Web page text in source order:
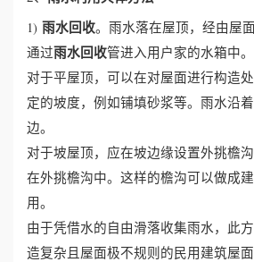
1) 雨水回收。雨水落在屋顶，经由屋
通过雨水回收管进入用户家的水箱中。
对于平屋顶，可以在对屋面进行构造
定的坡度，例如铺填砂浆等。雨水沿
边。
对于坡屋顶，应在坡边缘设置外挑檐
在外挑檐沟中。这样的檐沟可以做成
用。
由于凭借水的自由滑落收集雨水，此
造复杂且屋面极不规则的民用建筑屋面